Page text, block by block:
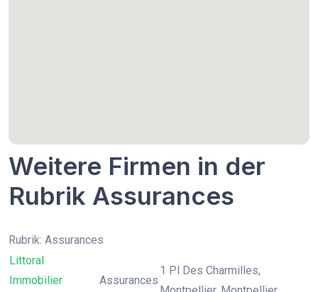
Weitere Firmen in der
Rubrik Assurances
Rubrik: Assurances
Littoral
Immobilier
Assurances
1 Pl Des Charmilles,